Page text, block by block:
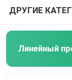
ДРУГИЕ
Линейный